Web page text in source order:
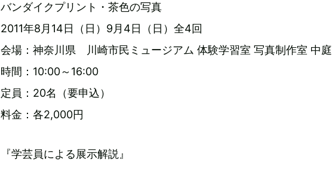
バンダイクプリント・茶色の写真
2011年8月14日（日）9月4日（日）全4回
会場：神奈川県 川崎市民ミュージアム 体験学習室 写真制作室 中庭
時間：10:00～16:00
定員：20名（要申込）
料金：各2,000円
『学芸員による展示解説』